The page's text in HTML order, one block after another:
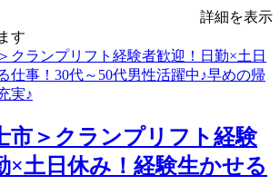
詳細を表示
す
市＞クランプリフト経験
×土日休み！経験生かせる